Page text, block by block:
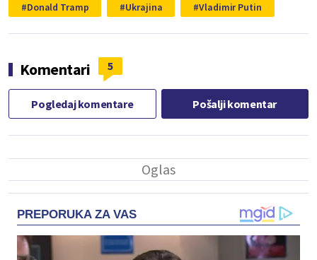
Donald Tramp
Ukrajina Vladimir Putin
Komentari 5
Pogledaj komentare Pošalji komentar
PREPORUKA ZA VAS